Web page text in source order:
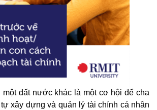
đất nước khác là một cơ hội để cha
xây dựng và quản lý tài chính cá nhân